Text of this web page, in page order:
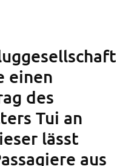
einen
des
Tui an
lässt
aus